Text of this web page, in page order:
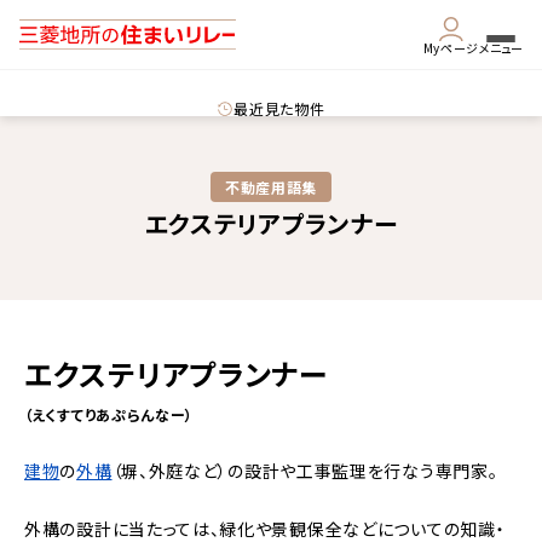
Myページメニュー
最近見た物件
不動産用語集​
エクステリアプランナー
エクステリアプランナー
（えくすてりあぷらんなー）
建物の外構（塀、外庭など）の設計や工事監理を行なう専門家。
外構の設計に当たっては、緑化や景観保全などについての知識・